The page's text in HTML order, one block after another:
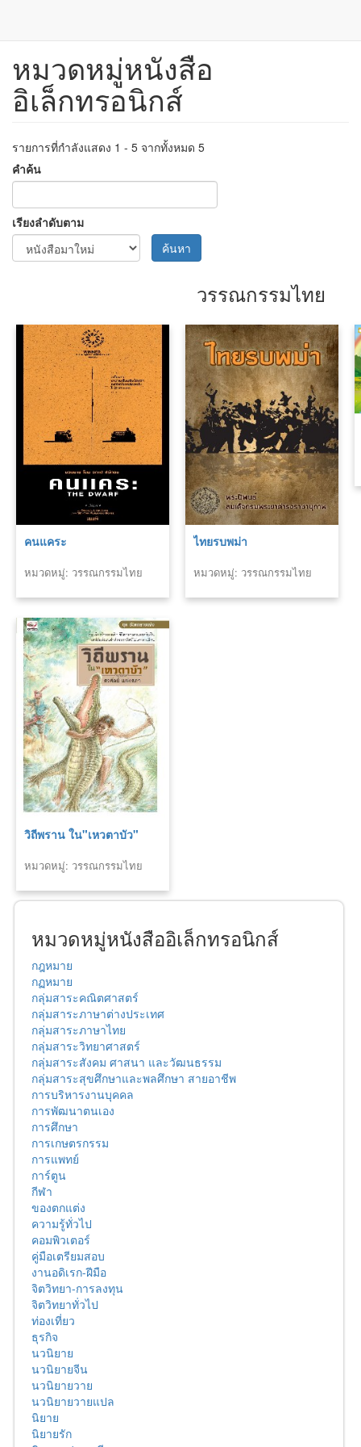
ข้าม
เนื้อหา
หมวดหมู่หนังสือ
อิเล็กทรอนิกส์
รายการที่กำลังแสดง 1 - 5 จากทั้งหมด 5
คำค้น
เรียงลำดับตาม
ค้นหา
วรรณกรรมไทย
คนแคระ
หมวดหมู่: วรรณกรรมไทย
ไทยรบพม่า
หมวดหมู่: วรรณกรรมไทย
วิถีพราน ใน"เหวตาบัว"
หมวดหมู่: วรรณกรรมไทย
หมวดหมู่หนังสืออิเล็กทรอนิกส์
กฎหมาย
กฏหมาย
กลุ่มสาระคณิตศาสตร์
กลุ่มสาระภาษาต่างประเทศ
กลุ่มสาระภาษาไทย
กลุ่มสาระวิทยาศาสตร์
กลุ่มสาระสังคม ศาสนา และวัฒนธรรม
กลุ่มสาระสุขศึกษาและพลศึกษา สายอาชีพ
การบริหารงานบุคคล
การพัฒนาตนเอง
การศึกษา
การเกษตรกรรม
การแพทย์
การ์ตูน
กีฬา
ของตกแต่ง
ความรู้ทั่วไป
คอมพิวเตอร์
คู่มือเตรียมสอบ
งานอดิเรก-ฝีมือ
จิตวิทยา-การลงทุน
จิตวิทยาทั่วไป
ท่องเที่ยว
ธุรกิจ
นวนิยาย
นวนิยายจีน
นวนิยายวาย
นวนิยายวายแปล
นิยาย
นิยายรัก